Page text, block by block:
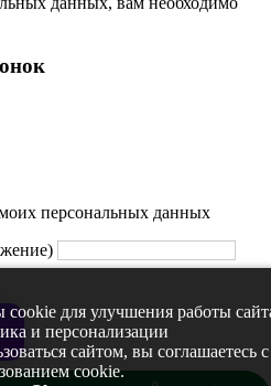
cookie для улучшения работы
и персонализации
сайтом, вы соглашаетесь с
cookie.
персональных данных